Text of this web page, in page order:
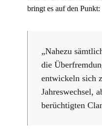
bringt es auf den Punkt:
„Nahezu
die
entwickeln sich
Jahreswechsel,
berüchtigten